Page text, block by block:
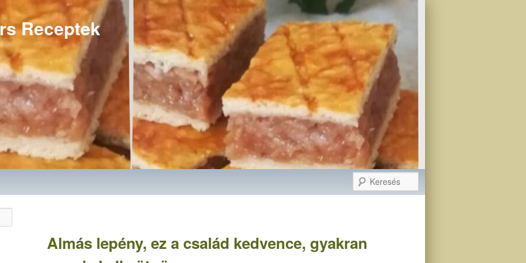
Receptek
Almás lepény, ez a család kedvence, gyakran